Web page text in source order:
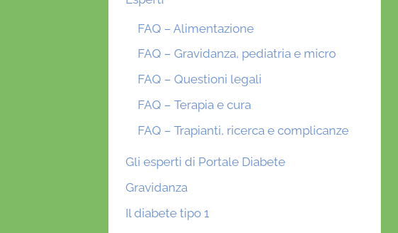
FAQ – Alimentazione
FAQ – Gravidanza, pediatria e micro
FAQ – Questioni legali
FAQ – Terapia e cura
FAQ – Trapianti, ricerca e complicanze
Gli esperti di Portale Diabete
Gravidanza
Il diabete tipo 1